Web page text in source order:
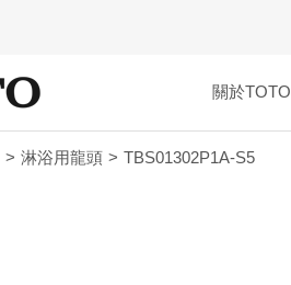
關於TOTO
淋浴用龍頭 TBS01302P1A-S5